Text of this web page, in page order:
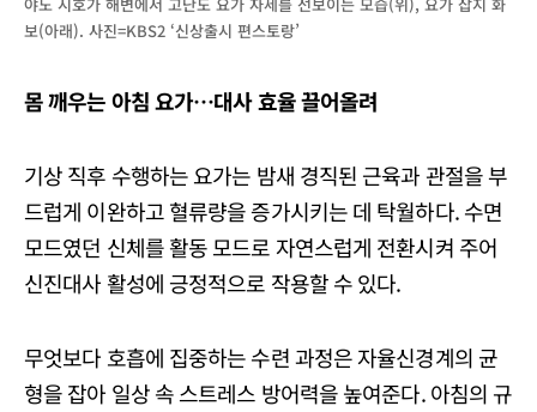
야노 시호가 해변에서 고난도 요가 자세를 선보이는 모습(위), 요가 잡지 화
보(아래). 사진=KBS2 ‘신상출시 편스토랑’
몸 깨우는 아침 요가…대사 효율 끌어올려
기상 직후 수행하는 요가는 밤새 경직된 근육과 관절을 부
드럽게 이완하고 혈류량을 증가시키는 데 탁월하다. 수면
모드였던 신체를 활동 모드로 자연스럽게 전환시켜 주어
신진대사 활성에 긍정적으로 작용할 수 있다.
무엇보다 호흡에 집중하는 수련 과정은 자율신경계의 균
형을 잡아 일상 속 스트레스 방어력을 높여준다. 아침의 규